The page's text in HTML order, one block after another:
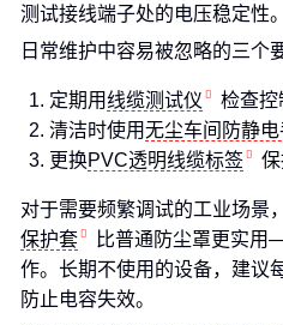
测试接线端子处的电压稳定性。
日常维护中容易被忽略的三个
定期用线缆测试仪
检查控
清洁时使用无尘车间防静
更换PVC透明线缆标签
对于需要频繁调试的工业场景
保护套
比普通防尘罩更实
作。长期不使用的设备，建议
防止电容失效。